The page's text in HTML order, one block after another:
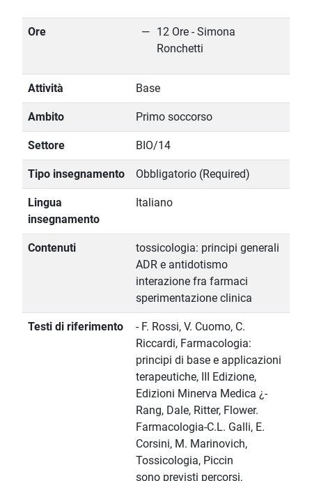
Ore
12 Ore - Simona
Ronchetti
Attività Base
Ambito Primo soccorso
Settore BIO/14
Tipo insegnamento Obbligatorio (Required)
Lingua
insegnamento
Italiano
Contenuti
tossicologia: principi generali
ADR e antidotismo
interazione fra farmaci
sperimentazione clinica
Testi di riferimento
- F. Rossi, V. Cuomo, C.
Riccardi, Farmacologia:
principi di base e applicazioni
terapeutiche, III Edizione,
Edizioni Minerva Medica ¿-
Rang, Dale, Ritter, Flower.
Farmacologia-C.L. Galli, E.
Corsini, M. Marinovich,
Tossicologia, Piccin
sono previsti percorsi,